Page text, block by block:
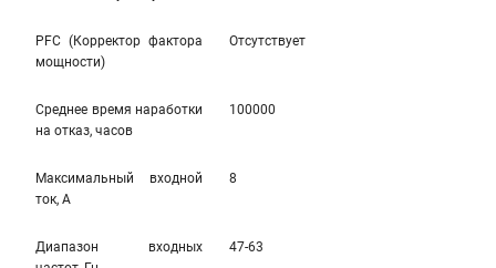
PFC (Корректор фактора
мощности)
Отсутствует
Среднее время наработки
на отказ, часов
100000
Максимальный входной
ток, А
8
Диапазон входных
47-63